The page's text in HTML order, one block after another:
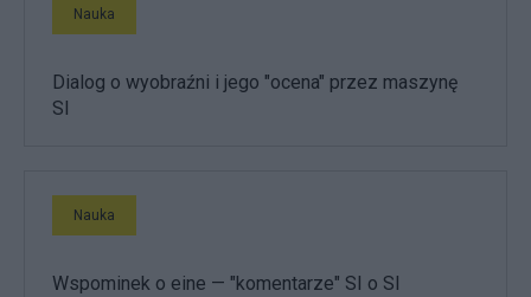
Nauka
Dialog o wyobraźni i jego "ocena" przez maszynę
SI
Nauka
Wspominek o eine — "komentarze" SI o SI